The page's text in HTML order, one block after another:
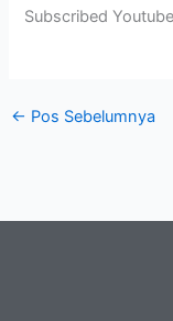
Subscribed
← Pos Sebelumnya